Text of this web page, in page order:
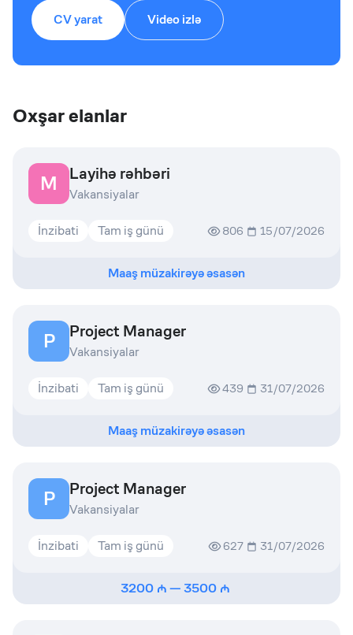
CV yarat Video izlə
Oxşar elanlar
M Layihə rəhbəri
Vakansiyalar
İnzibati Tam iş günü 806 15/07/2026
Maaş müzakirəyə əsasən
P Project Manager
Vakansiyalar
İnzibati Tam iş günü 439 31/07/2026
Maaş müzakirəyə əsasən
P Project Manager
Vakansiyalar
İnzibati Tam iş günü 627 31/07/2026
3200 —3500